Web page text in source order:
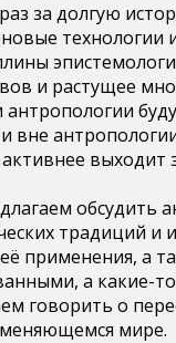
за долгую
и растущее
вне
обсудить
традиций
применения, а
а какие-
говорить о
мире.